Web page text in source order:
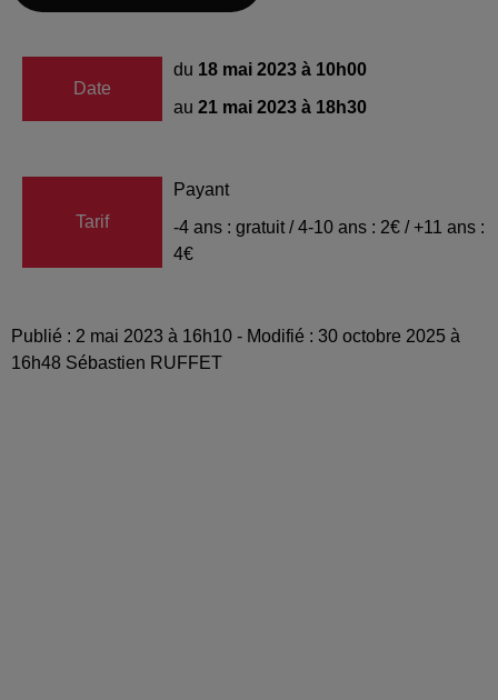
Date
du 18 mai 2023 à 10h00
au 21 mai 2023 à 18h30
Tarif
Payant
-4 ans : gratuit / 4-10 ans : 2€ / +11 ans :
4€
Publié : 2 mai 2023 à 16h10 - Modifié : 30 octobre 2025 à
16h48 Sébastien RUFFET